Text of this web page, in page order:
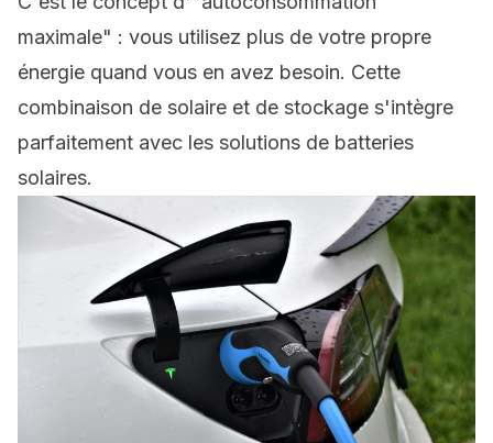
maximale" : vous utilisez plus de votre propre
énergie quand vous en avez besoin. Cette
combinaison de solaire et de stockage s'intègre
parfaitement avec les solutions de batteries
solaires.